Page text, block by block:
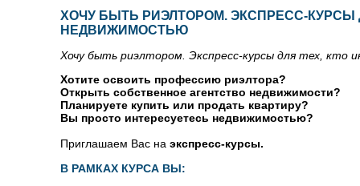
ХОЧУ БЫТЬ РИЭЛТОРОМ. ЭКСПРЕСС-КУРСЫ
НЕДВИЖИМОСТЬЮ
Хочу быть риэлтором. Экспресс-курсы для тех, кто
Хотите освоить профессию риэлтора?
Открыть собственное агентство недвижимости?
Планируете купить или продать квартиру?
Вы просто интересуетесь недвижимостью?
Приглашаем Вас на экспресс-курсы.
В РАМКАХ КУРСА ВЫ: